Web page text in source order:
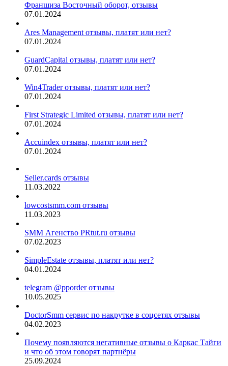
Франшиза Восточный оборот, отзывы
07.01.2024
Ares Management отзывы, платят или нет?
07.01.2024
GuardCapital отзывы, платят или нет?
07.01.2024
Win4Trader отзывы, платят или нет?
07.01.2024
First Strategic Limited отзывы, платят или нет?
07.01.2024
Accuindex отзывы, платят или нет?
07.01.2024
Seller.cards отзывы
11.03.2022
lowcostsmm.com отзывы
11.03.2023
SMM Агенство PRtut.ru отзывы
07.02.2023
SimpleEstate отзывы, платят или нет?
04.01.2024
telegram @pporder отзывы
10.05.2025
DoctorSmm сервис по накрутке в соцсетях отзывы
04.02.2023
Почему появляются негативные отзывы о Каркас Тайги
и что об этом говорят партнёры
25.09.2024